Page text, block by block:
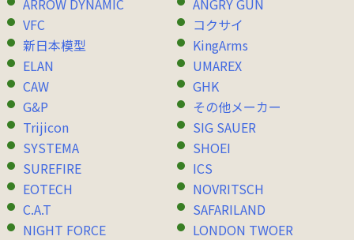
ARROW DYNAMIC
ANGRY GUN
VFC
コクサイ
新日本模型
KingArms
ELAN
UMAREX
CAW
GHK
G&P
その他メーカー
Trijicon
SIG SAUER
SYSTEMA
SHOEI
SUREFIRE
ICS
EOTECH
NOVRITSCH
C.A.T
SAFARILAND
NIGHT FORCE
LONDON TWOER